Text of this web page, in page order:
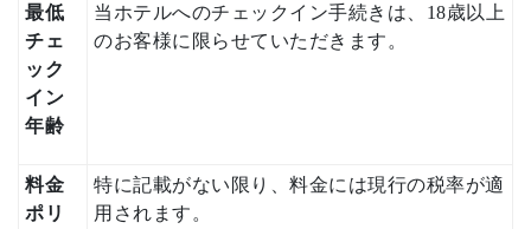
最低
チェ
ック
イン
年齢
当ホテルへのチェックイン手続きは、18歳以上
のお客様に限らせていただきます。
料金
ポリ
特に記載がない限り、料金には現行の税率が適
用されます。